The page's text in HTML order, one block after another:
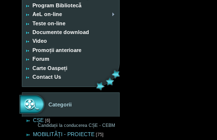
Program Bibliotecă
AeL on-line
Teste on-line
Documente download
Video
Promoții anterioare
Forum
Carte Oaspeți
Contact Us
Categorii
CȘE [6]
Candidații la conducerea CȘE - CEBM
MOBILITĂȚI - PROIECTE [75]